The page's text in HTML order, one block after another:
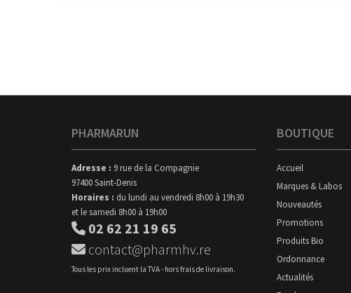
PHARMARUN
Adresse : 9 rue de la Compagnie
97400 Saint-Denis
Horaires : du lundi au vendredi 8h00 à 19h30
et le samedi 8h00 à 19h00
02 62 21 19 65
contact@pharmhv.re
Tous les prix incluent la TVA - hors frais de livraison.
BOUTIQUE
Accueil
Marques & Labos
Nouveautés
Promotions
Produits Bio
Ordonnance
Actualités